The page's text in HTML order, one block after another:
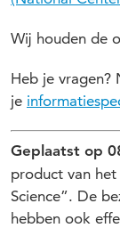
Wij houden de
Heb je vragen?
je
Geplaatst op
product van
Science”. De
hebben ook